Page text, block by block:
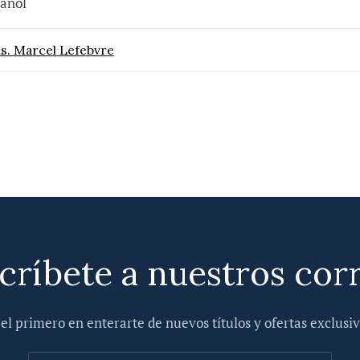
Marcel Lefebvre
a nuestros
el primero en enterarte de nuevos títulos y ofertas